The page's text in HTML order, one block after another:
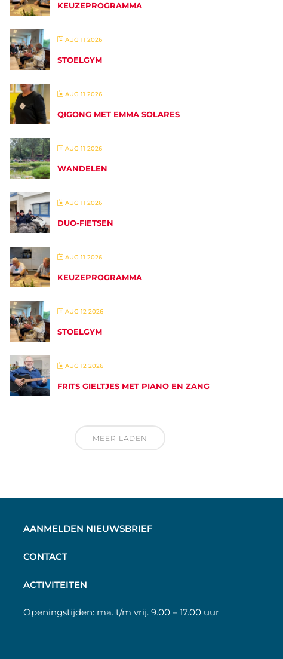
KEUZEPROGRAMMA
AUG 11 2026
STOELGYM
AUG 11 2026
QIGONG MET EMMA SOLARES
AUG 11 2026
WANDELEN
AUG 11 2026
DUO-FIETSEN
AUG 11 2026
KEUZEPROGRAMMA
AUG 12 2026
STOELGYM
AUG 12 2026
FRITS GIELTJES MET PIANO EN ZANG
MEER LADEN
AANMELDEN NIEUWSBRIEF
CONTACT
ACTIVITEITEN
Openingstijden: ma. t/m vrij. 9.00 – 17.00 uur